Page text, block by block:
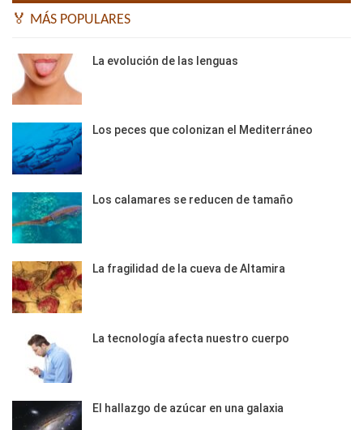
🏅 MÁS POPULARES
La evolución de las lenguas
Los peces que colonizan el Mediterráneo
Los calamares se reducen de tamaño
La fragilidad de la cueva de Altamira
La tecnología afecta nuestro cuerpo
El hallazgo de azúcar en una galaxia